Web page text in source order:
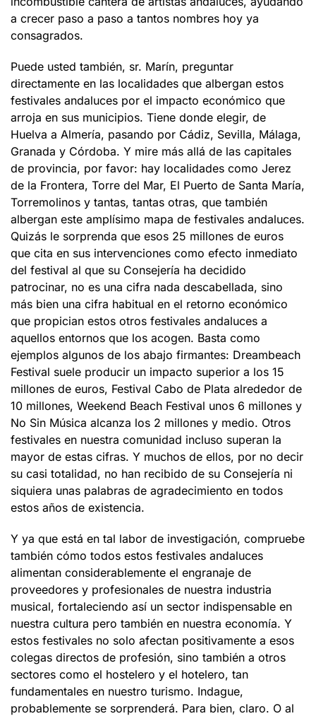
a crecer paso a paso a tantos nombres hoy ya
consagrados.
Puede usted también, sr. Marín, preguntar
directamente en las localidades que albergan estos
festivales andaluces por el impacto económico que
arroja en sus municipios. Tiene donde elegir, de
Huelva a Almería, pasando por Cádiz, Sevilla, Málaga,
Granada y Córdoba. Y mire más allá de las capitales
de provincia, por favor: hay localidades como Jerez
de la Frontera, Torre del Mar, El Puerto de Santa María,
Torremolinos y tantas, tantas otras, que también
albergan este amplísimo mapa de festivales andaluces.
Quizás le sorprenda que esos 25 millones de euros
que cita en sus intervenciones como efecto inmediato
del festival al que su Consejería ha decidido
patrocinar, no es una cifra nada descabellada, sino
más bien una cifra habitual en el retorno económico
que propician estos otros festivales andaluces a
aquellos entornos que los acogen. Basta como
ejemplos algunos de los abajo firmantes: Dreambeach
Festival suele producir un impacto superior a los 15
millones de euros, Festival Cabo de Plata alrededor de
10 millones, Weekend Beach Festival unos 6 millones y
No Sin Música alcanza los 2 millones y medio. Otros
festivales en nuestra comunidad incluso superan la
mayor de estas cifras. Y muchos de ellos, por no decir
su casi totalidad, no han recibido de su Consejería ni
siquiera unas palabras de agradecimiento en todos
estos años de existencia.
Y ya que está en tal labor de investigación, compruebe
también cómo todos estos festivales andaluces
alimentan considerablemente el engranaje de
proveedores y profesionales de nuestra industria
musical, fortaleciendo así un sector indispensable en
nuestra cultura pero también en nuestra economía. Y
estos festivales no solo afectan positivamente a esos
colegas directos de profesión, sino también a otros
sectores como el hostelero y el hotelero, tan
fundamentales en nuestro turismo. Indague,
probablemente se sorprenderá. Para bien, claro. O al